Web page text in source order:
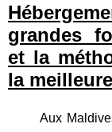
grandes
et la
la
Aux